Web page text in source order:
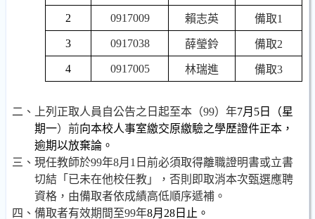
2 0917009 賴志英 備取1
3 0917038 薛瑩鈴 備取2
4 0917005 林瑞進 備取3
二、上列正取人員自公告之日起至本（99）年7月 5 日
（星
期一）前向本校人事室繳交原繳驗之學歷證件正本，
逾期以放棄論。
三、現任教師於99年8月 1 日前必須取得離職證明書或立書
切結「已未在他校任教」，否則即取消本次甄選應聘
資格，由備取者依成績高低順序遞補。
四、備取者有效期間至99年8月 28 日 止。